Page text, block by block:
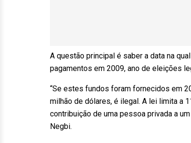
A questão principal é saber a data na
pagamentos em 2009, ano de eleições
“Se estes fundos foram fornecidos em
milhão de dólares, é ilegal. A lei limita a
contribuição de uma pessoa privada a
Negbi.